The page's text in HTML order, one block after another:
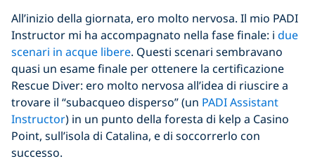
All’inizio della giornata, ero molto nervosa. Il mio PADI
Instructor mi ha accompagnato nella fase finale: i due
scenari in acque libere. Questi scenari sembravano
quasi un esame finale per ottenere la certificazione
Rescue Diver: ero molto nervosa all’idea di riuscire a
trovare il “subacqueo disperso” (un PADI Assistant
Instructor) in un punto della foresta di kelp a Casino
Point, sull’isola di Catalina, e di soccorrerlo con
successo.